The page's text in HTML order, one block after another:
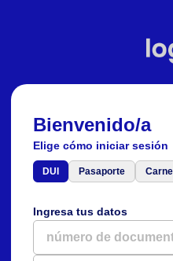
Bienvenido/a
Elige cómo iniciar sesión
DUI Pasaporte
Ingresa tus datos